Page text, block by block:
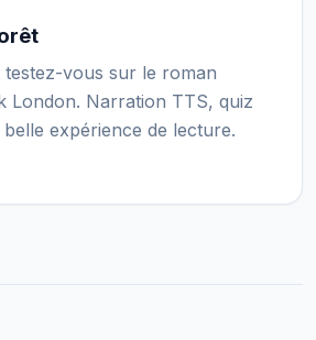
testez-vous sur le roman
London. Narration TTS, quiz
expérience de lecture.